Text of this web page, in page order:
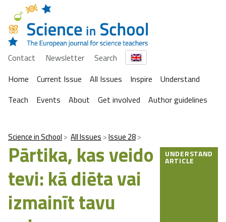
Contact Newsletter
Search
Home
Current Issue All Issues Inspire
Understand
Teach
Events About Get involved Author guidelines
Science in School All Issues Issue 28
Pārtika, kas veido
tevi: kā diēta vai
izmainīt tavu
UNDERSTAND
ARTICLE